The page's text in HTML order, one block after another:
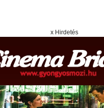
x Hirdetés